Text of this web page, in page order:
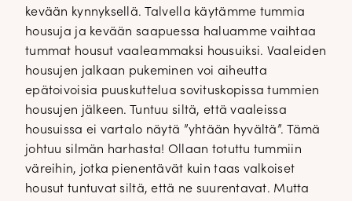
kevään kynnyksellä. Talvella käytämme tummia
housuja ja kevään saapuessa haluamme vaihtaa
tummat housut vaaleammaksi housuiksi. Vaaleiden
housujen jalkaan pukeminen voi aiheutta
epätoivoisia puuskuttelua sovituskopissa tummien
housujen jälkeen. Tuntuu siltä, että vaaleissa
housuissa ei vartalo näytä ”yhtään hyvältä”. Tämä
johtuu silmän harhasta! Ollaan totuttu tummiin
väreihin, jotka pienentävät kuin taas valkoiset
housut tuntuvat siltä, että ne suurentavat. Mutta